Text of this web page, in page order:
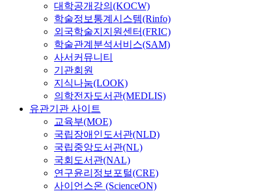
대학공개강의(KOCW)
학술정보통계시스템(Rinfo)
외국학술지지원센터(FRIC)
학술관계분석서비스(SAM)
사서커뮤니티
기관회원
지식나눔(LOOK)
의학전자도서관(MEDLIS)
유관기관 사이트
교육부(MOE)
국립장애인도서관(NLD)
국립중앙도서관(NL)
국회도서관(NAL)
연구윤리정보포털(CRE)
사이언스온 (ScienceON)